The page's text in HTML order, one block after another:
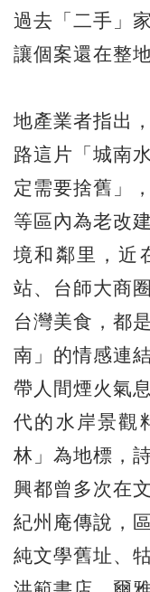
過去「二手」
讓個案還在整
地產業者指出
路這片「城南
定需要捨舊」
等區內為老改
境和鄰里，近
站、台師大商
台灣美食，都
南」的情感連
帶人間煙火氣
代的水岸景觀
林」為地標，
興都曾多次在
紀州庵傳說，
純文學舊址、